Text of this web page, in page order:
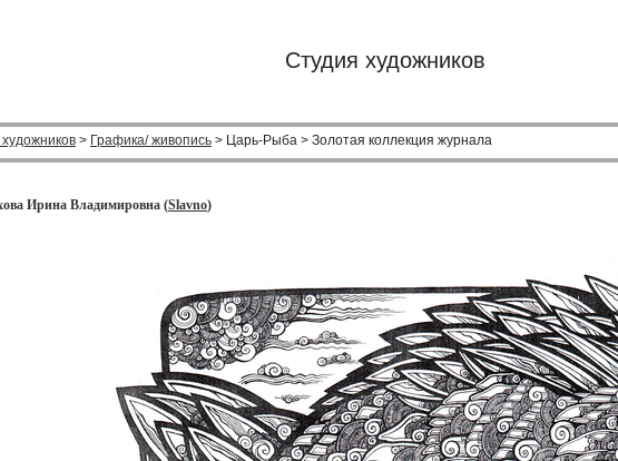
Студия художников
> Графика/ живопись > Царь-Рыба > Золотая коллекция журнала
Ирина Владимировна (Slavno)